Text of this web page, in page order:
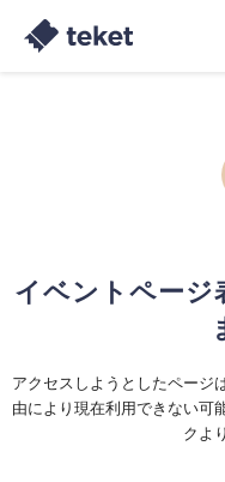
イベントページ
アクセスしようとしたページ
由により現在利用できない可
クよ